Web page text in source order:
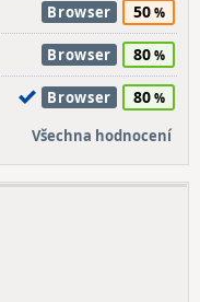
Browser 50
Browser 80
Browser 80
Všechna hodnocení